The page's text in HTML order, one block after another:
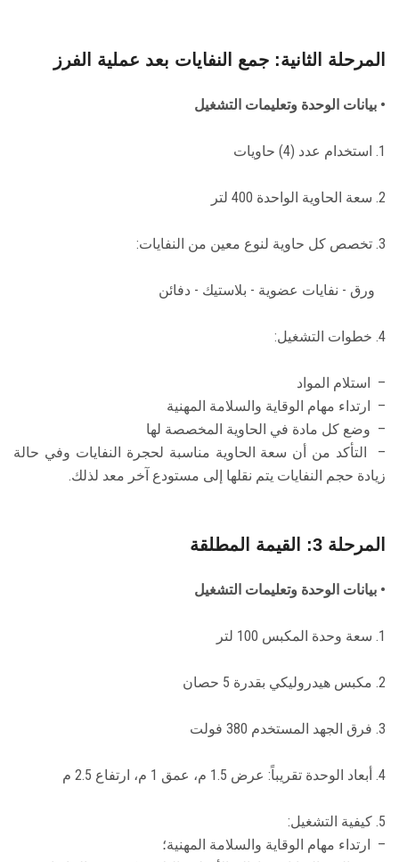
المرحلة الثانية: جمع النفايات بعد عملية الفرز
• بيانات الوحدة وتعليمات التشغيل
1. استخدام عدد (4) حاويات
2. سعة الحاوية الواحدة 400 لتر
3. تخصص كل حاوية لنوع معين من النفايات:
ورق - نفايات عضوية - بلاستيك - دفائن
4. خطوات التشغيل:
– استلام المواد
– ارتداء مهام الوقاية والسلامة المهنية
– وضع كل مادة في الحاوية المخصصة لها
– التأكد من أن سعة الحاوية مناسبة لحجرة النفايات وفي حالة
زيادة حجم النفايات يتم نقلها إلى مستودع آخر معد لذلك.
المرحلة 3: القيمة المطلقة
• بيانات الوحدة وتعليمات التشغيل
1. سعة وحدة المكبس 100 لتر
2. مكبس هيدروليكي بقدرة 5 حصان
3. فرق الجهد المستخدم 380 فولت
4. أبعاد الوحدة تقريباً: عرض 1.5 م، عمق 1 م، ارتفاع 2.5 م
5. كيفية التشغيل:
– ارتداء مهام الوقاية والسلامة المهنية؛